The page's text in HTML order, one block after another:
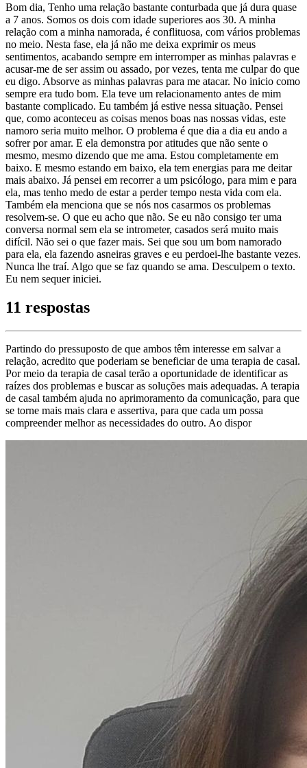
Bom dia, Tenho uma relação bastante conturbada que já dura quase
a 7 anos. Somos os dois com idade superiores aos 30. A minha
relação com a minha namorada, é conflituosa, com vários problemas
no meio. Nesta fase, ela já não me deixa exprimir os meus
sentimentos, acabando sempre em interromper as minhas palavras e
acusar-me de ser assim ou assado, por vezes, tenta me culpar do que
eu digo. Absorve as minhas palavras para me atacar. No inicio como
sempre era tudo bom. Ela teve um relacionamento antes de mim
bastante complicado. Eu também já estive nessa situação. Pensei
que, como aconteceu as coisas menos boas nas nossas vidas, este
namoro seria muito melhor. O problema é que dia a dia eu ando a
sofrer por amar. E ela demonstra por atitudes que não sente o
mesmo, mesmo dizendo que me ama. Estou completamente em
baixo. E mesmo estando em baixo, ela tem energias para me deitar
mais abaixo. Já pensei em recorrer a um psicólogo, para mim e para
ela, mas tenho medo de estar a perder tempo nesta vida com ela.
Também ela menciona que se nós nos casarmos os problemas
resolvem-se. O que eu acho que não. Se eu não consigo ter uma
conversa normal sem ela se intrometer, casados será muito mais
difícil. Não sei o que fazer mais. Sei que sou um bom namorado
para ela, ela fazendo asneiras graves e eu perdoei-lhe bastante vezes.
Nunca lhe traí. Algo que se faz quando se ama. Desculpem o texto.
Eu nem sequer iniciei.
11 respostas
Partindo do pressuposto de que ambos têm interesse em salvar a
relação, acredito que poderiam se beneficiar de uma terapia de casal.
Por meio da terapia de casal terão a oportunidade de identificar as
raízes dos problemas e buscar as soluções mais adequadas. A terapia
de casal também ajuda no aprimoramento da comunicação, para que
se torne mais mais clara e assertiva, para que cada um possa
compreender melhor as necessidades do outro. Ao dispor